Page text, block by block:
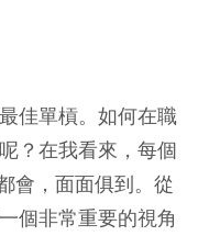
佳單槓。如何在職
？在我看來，每個
會，面面俱到。從
個非常重要的視角